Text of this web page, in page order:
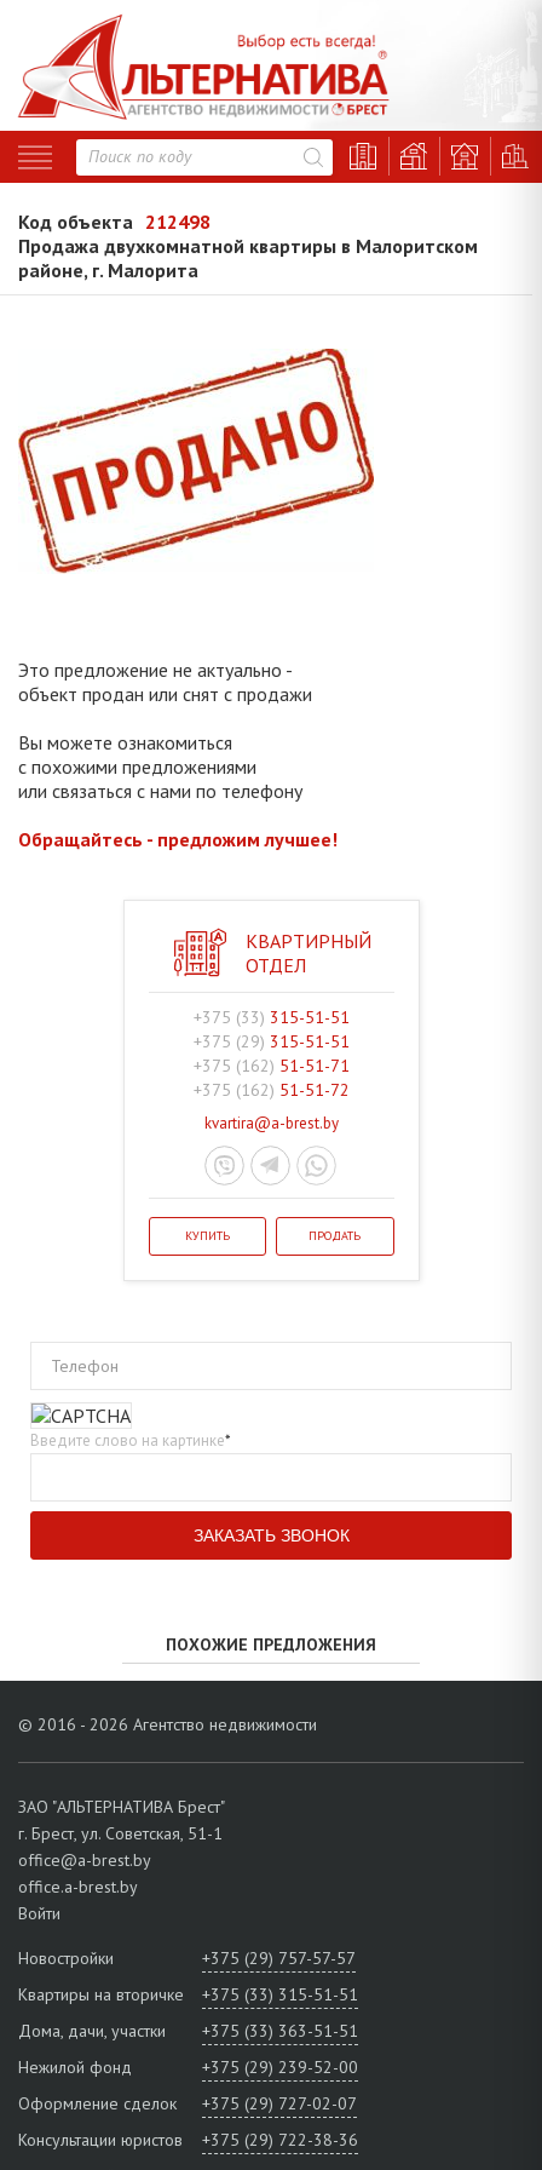
Код объекта 212498
Продажа двухкомнатной квартиры в Малоритском
районе, г. Малорита
Это предложение не актуально -
объект продан или снят с продажи
Вы можете ознакомиться
с похожими предложениями
или связаться с нами по телефону
Обращайтесь - предложим лучшее!
КВАРТИРНЫЙ
ОТДЕЛ
+375 (33) 315-51-51
+375 (29) 315-51-51
+375 (162) 51-51-71
+375 (162) 51-51-72
kvartira@a-brest.by
КУПИТЬ ПРОДАТЬ
Телефон
Введите слово на картинке*
ПОХОЖИЕ ПРЕДЛОЖЕНИЯ
© 2016 - 2026 Агентство недвижимости
ЗАО "АЛЬТЕРНАТИВА Брест"
г. Брест, ул. Советская, 51-1
office@a-brest.by
office.a-brest.by
Войти
Новостройки
+375 (29) 757-57-57
Квартиры на вторичке
+375 (33) 315-51-51
Дома, дачи, участки
+375 (33) 363-51-51
Нежилой фонд
+375 (29) 239-52-00
Оформление сделок
+375 (29) 727-02-07
Консультации юристов
+375 (29) 722-38-36